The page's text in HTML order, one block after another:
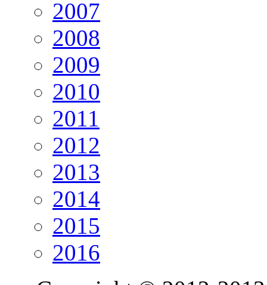
2007
2008
2009
2010
2011
2012
2013
2014
2015
2016